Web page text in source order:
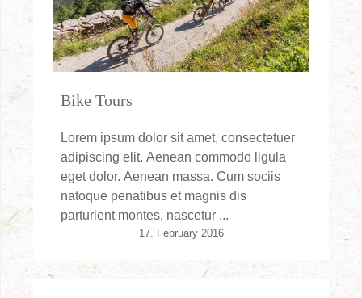
Bike Tours
Lorem ipsum dolor sit amet, consectetuer
adipiscing elit. Aenean commodo ligula
eget dolor. Aenean massa. Cum sociis
natoque penatibus et magnis dis
parturient montes, nascetur ...
17. February 2016